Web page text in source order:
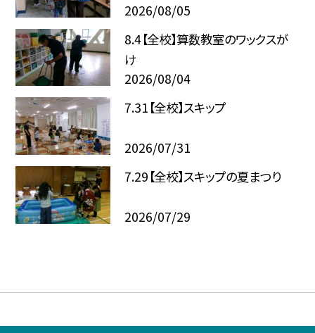
2026/08/05
8.4【全校】算数教室のワックスが
け
2026/08/04
7.31【全校】スキップ
2026/07/31
7.29【全校】スキップの夏まつり
2026/07/29